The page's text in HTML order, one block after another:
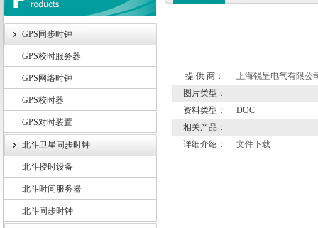
上海锐呈电气有限公司
GPS同步时钟
GPS校时服务器
GPS网络时钟
GPS校时器
GPS对时装置
北斗卫星同步时钟
北斗授时设备
北斗时间服务器
北斗同步时钟
提 供 商：
上海锐呈电气有限公
图片类型：
资料类型：
DOC
相关产品：
详细介绍：
文件下载